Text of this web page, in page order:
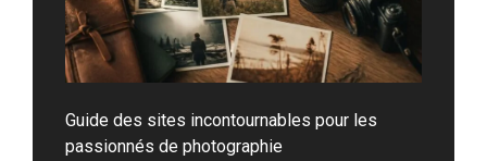
Guide des sites incontournables pour les
passionnés de photographie